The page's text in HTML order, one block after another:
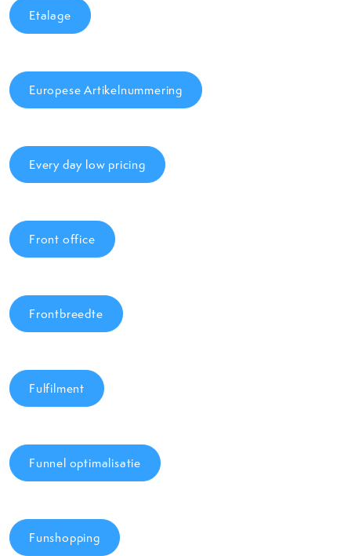
Etalage
Europese Artikelnummering
Every day low pricing
Front office
Frontbreedte
Fulfilment
Funnel optimalisatie
Funshopping